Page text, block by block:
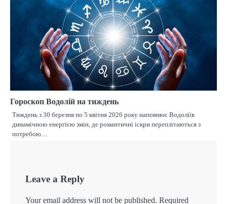
Гороскоп Водолій на тиждень
Тиждень з 30 березня по 5 квітня 2026 року наповнює Водоліїв
динамічною енергією змін, де романтичні іскри переплітаються з
потребою…
Leave a Reply
Your email address will not be published. Required